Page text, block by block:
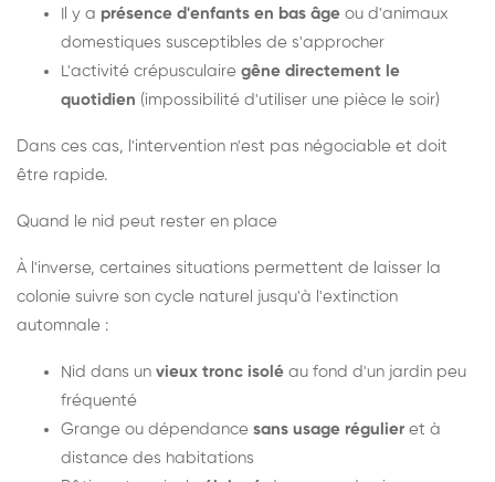
Il y a présence d'enfants en bas âge ou d'animaux
domestiques susceptibles de s'approcher
L'activité crépusculaire gêne directement le
quotidien (impossibilité d'utiliser une pièce le soir)
Dans ces cas, l'intervention n'est pas négociable et doit
être rapide.
Quand le nid peut rester en place
À l'inverse, certaines situations permettent de laisser la
colonie suivre son cycle naturel jusqu'à l'extinction
automnale :
Nid dans un vieux tronc isolé au fond d'un jardin peu
fréquenté
Grange ou dépendance sans usage régulier et à
distance des habitations